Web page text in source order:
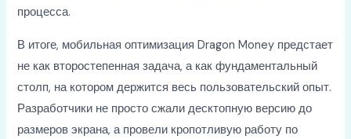
процесса.
В итоге, мобильная оптимизация Dragon Money предстает
не как второстепенная задача, а как фундаментальный
столп, на котором держится весь пользовательский опыт.
Разработчики не просто сжали десктопную версию до
размеров экрана, а провели кропотливую работу по